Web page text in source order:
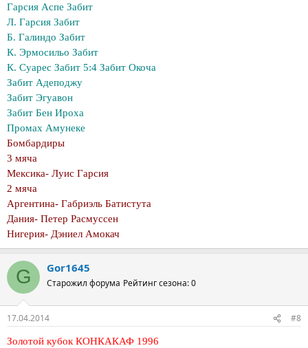
Гарсия Аспе Забит
Л. Гарсия Забит
Б. Галиндо Забит
К. Эрмосильо Забит
К. Суарес Забит 5:4 Забит Окоча
Забит Адеподжу
Забит Эгуавон
Забит Бен Ироха
Промах Амунеке
Бомбардиры
3 мяча
Мексика- Луис Гарсия
2 мяча
Аргентина- Габриэль Батистута
Дания- Петер Расмуссен
Нигерия- Дэниел Амокач
G Gor1645
Старожил форума Рейтинг сезона: 0
17.04.2014 #8
Золотой кубок КОНКАКАФ 1996